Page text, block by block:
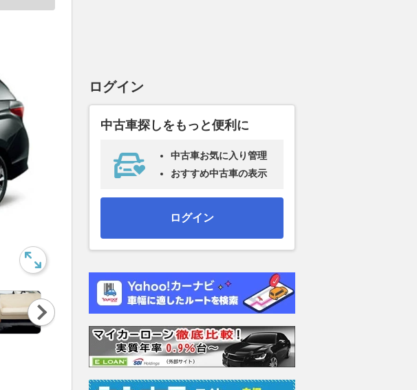
Nex
t
ログイン
中古車探しをもっと便利に
中古車お気に入り管理
おすすめ中古車の表示
ログイン